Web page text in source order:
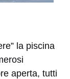
la piscina
aperta, tutti